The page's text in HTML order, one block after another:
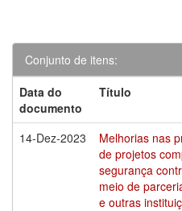
Conjunto de itens:
Data do
documento
Título
14-Dez-2023
Melhorias nas
de projetos
segurança
meio de
e outras